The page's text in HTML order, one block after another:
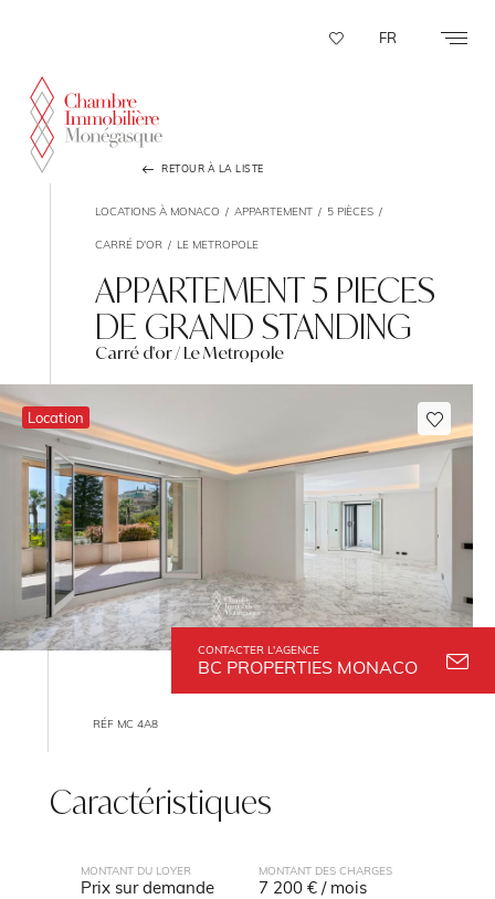
FR
RETOUR À LA LISTE
LOCATIONS À MONACO APPARTEMENT 5 PIÈCES
CARRÉ D'OR LE METROPOLE
APPARTEMENT 5 PIECES
DE GRAND STANDING
Carré d'or / Le Metropole
CONTACTER L'AGENCE
BC PROPERTIES MONACO
Location
RÉF MC 4A8
Caractéristiques
MONTANT DU LOYER
Prix sur demande
MONTANT DES CHARGES
7 200 € / mois